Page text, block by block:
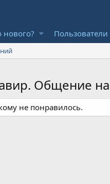
нового? Пользователи
Общение
не понравилось.